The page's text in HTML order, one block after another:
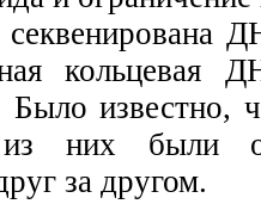
кольцевая
Было известно,
них были
за другом.